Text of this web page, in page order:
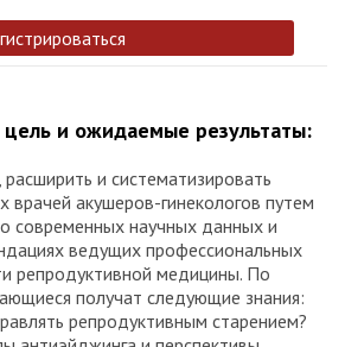
цель и ожидаемые результаты:
и систематизировать
врачей акушеров-гинекологов путем
современных научных данных и
ведущих профессиональных
репродуктивной медицины. По
получат следующие знания:
репродуктивным старением?